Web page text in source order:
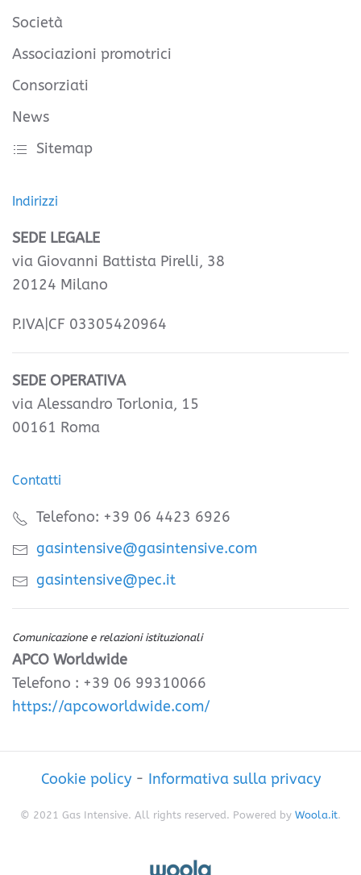
Società
Associazioni promotrici
Consorziati
News
Sitemap
Indirizzi
SEDE LEGALE
via Giovanni Battista Pirelli, 38
20124 Milano
P.IVA|CF 03305420964
SEDE OPERATIVA
via Alessandro Torlonia, 15
00161 Roma
Contatti
Telefono: +39 06 4423 6926
gasintensive@gasintensive.com
gasintensive@pec.it
Comunicazione e relazioni istituzionali
APCO Worldwide
Telefono : +39 06 99310066
https://apcoworldwide.com/
Cookie policy- Informativa sulla privacy
© 2021 Gas Intensive. All rights reserved. Powered by Woola.it.